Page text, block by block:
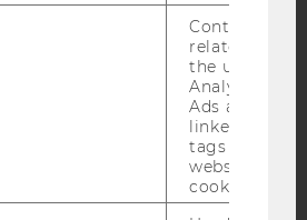
Bluesky
WEBSEITE
Contains
related
the user. If
Analytics and
Ads accounts
linked, the
tags on the
website read
cookie.